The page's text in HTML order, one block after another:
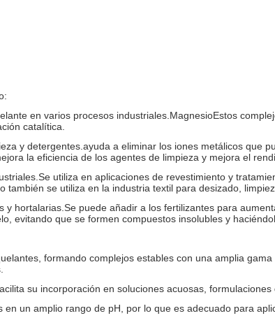
en varios procesos industriales.MagnesioEstos
catalítica.
y detergentes.ayuda a eliminar los iones metálicos que
la eficiencia de los agentes de limpieza y mejora el
utiliza en aplicaciones de revestimiento y
se utiliza en la industria textil para desizado,
hortalarias.Se puede añadir a los fertilizantes para
evitando que se formen compuestos insolubles y
formando complejos estables con una amplia
su incorporación en soluciones acuosas, formulaciones
un amplio rango de pH, por lo que es adecuado para